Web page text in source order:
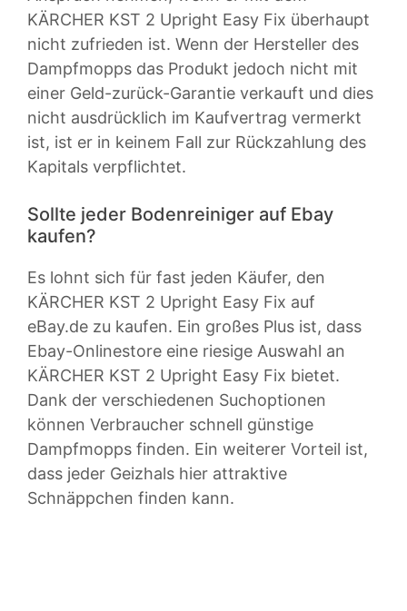
KÄRCHER KST 2 Upright Easy Fix überhaupt
nicht zufrieden ist. Wenn der Hersteller des
Dampfmopps das Produkt jedoch nicht mit
einer Geld-zurück-Garantie verkauft und dies
nicht ausdrücklich im Kaufvertrag vermerkt
ist, ist er in keinem Fall zur Rückzahlung des
Kapitals verpflichtet.
Sollte jeder Bodenreiniger auf Ebay
kaufen?
Es lohnt sich für fast jeden Käufer, den
KÄRCHER KST 2 Upright Easy Fix auf
eBay.de zu kaufen. Ein großes Plus ist, dass
Ebay-Onlinestore eine riesige Auswahl an
KÄRCHER KST 2 Upright Easy Fix bietet.
Dank der verschiedenen Suchoptionen
können Verbraucher schnell günstige
Dampfmopps finden. Ein weiterer Vorteil ist,
dass jeder Geizhals hier attraktive
Schnäppchen finden kann.